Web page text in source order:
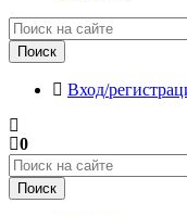
Поиск
Вход/
0
Поиск